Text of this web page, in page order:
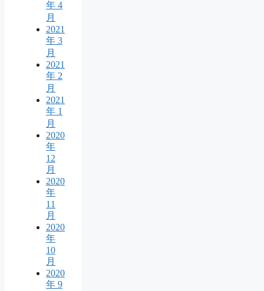
年 4
月
2021
年 3
月
2021
年 2
月
2021
年 1
月
2020
年
12
月
2020
年
11
月
2020
年
10
月
2020
年 9